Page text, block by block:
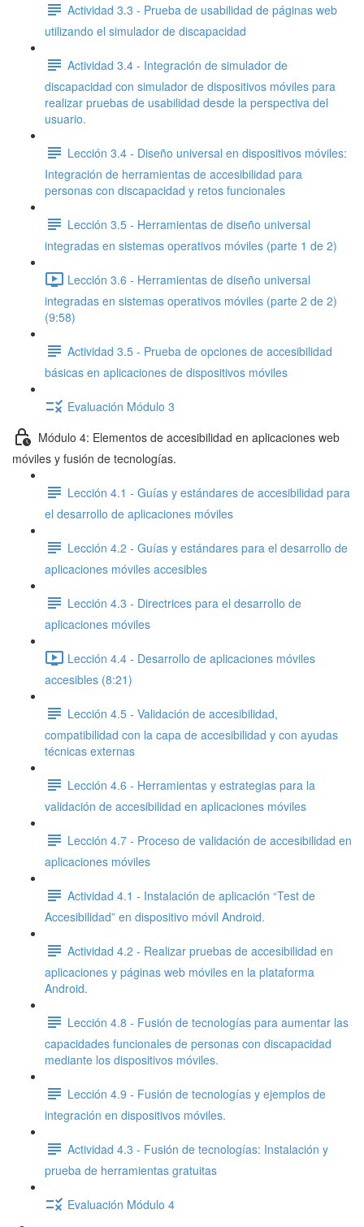
Actividad 3.3 - Prueba de usabilidad de páginas web
utilizando el simulador de discapacidad
Actividad 3.4 - Integración de simulador de
discapacidad con simulador de dispositivos móviles para
realizar pruebas de usabilidad desde la perspectiva del
usuario.
Lección 3.4 - Diseño universal en dispositivos móviles:
Integración de herramientas de accesibilidad para
personas con discapacidad y retos funcionales
Lección 3.5 - Herramientas de diseño universal
integradas en sistemas operativos móviles (parte 1 de 2)
Lección 3.6 - Herramientas de diseño universal
integradas en sistemas operativos móviles (parte 2 de 2)
(9:58)
Actividad 3.5 - Prueba de opciones de accesibilidad
básicas en aplicaciones de dispositivos móviles
Evaluación Módulo 3
Módulo 4: Elementos de accesibilidad en aplicaciones web
móviles y fusión de tecnologías.
Lección 4.1 - Guías y estándares de accesibilidad para
el desarrollo de aplicaciones móviles
Lección 4.2 - Guías y estándares para el desarrollo de
aplicaciones móviles accesibles
Lección 4.3 - Directrices para el desarrollo de
aplicaciones móviles
Lección 4.4 - Desarrollo de aplicaciones móviles
accesibles (8:21)
Lección 4.5 - Validación de accesibilidad,
compatibilidad con la capa de accesibilidad y con ayudas
técnicas externas
Lección 4.6 - Herramientas y estrategias para la
validación de accesibilidad en aplicaciones móviles
Lección 4.7 - Proceso de validación de accesibilidad en
aplicaciones móviles
Actividad 4.1 - Instalación de aplicación “Test de
Accesibilidad” en dispositivo móvil Android.
Actividad 4.2 - Realizar pruebas de accesibilidad en
aplicaciones y páginas web móviles en la plataforma
Android.
Lección 4.8 - Fusión de tecnologías para aumentar las
capacidades funcionales de personas con discapacidad
mediante los dispositivos móviles.
Lección 4.9 - Fusión de tecnologías y ejemplos de
integración en dispositivos móviles.
Actividad 4.3 - Fusión de tecnologías: Instalación y
prueba de herramientas gratuitas
Evaluación Módulo 4